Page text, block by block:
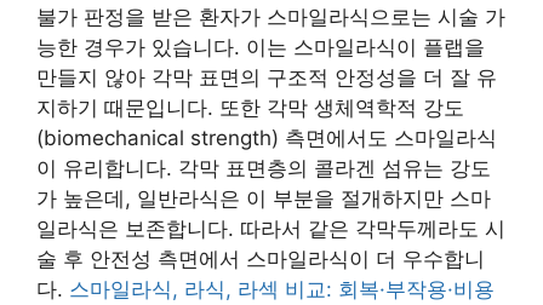
불가 판정을 받은 환자가 스마일라식으로는 시술 가
능한 경우가 있습니다. 이는 스마일라식이 플랩을
만들지 않아 각막 표면의 구조적 안정성을 더 잘 유
지하기 때문입니다. 또한 각막 생체역학적 강도
(biomechanical strength) 측면에서도 스마일라식
이 유리합니다. 각막 표면층의 콜라겐 섬유는 강도
가 높은데, 일반라식은 이 부분을 절개하지만 스마
일라식은 보존합니다. 따라서 같은 각막두께라도 시
술 후 안전성 측면에서 스마일라식이 더 우수합니
다. 스마일라식, 라식, 라섹 비교: 회복·부작용·비용